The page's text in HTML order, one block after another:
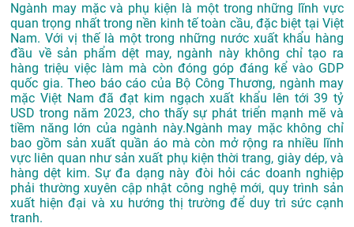
Ngành may mặc và phụ kiện là một trong những lĩnh vực
quan trọng nhất trong nền kinh tế toàn cầu, đặc biệt tại Việt
Nam. Với vị thế là một trong những nước xuất khẩu hàng
đầu về sản phẩm dệt may, ngành này không chỉ tạo ra
hàng triệu việc làm mà còn đóng góp đáng kể vào GDP
quốc gia. Theo báo cáo của Bộ Công Thương, ngành may
mặc Việt Nam đã đạt kim ngạch xuất khẩu lên tới 39 tỷ
USD trong năm 2023, cho thấy sự phát triển mạnh mẽ và
tiềm năng lớn của ngành này.Ngành may mặc không chỉ
bao gồm sản xuất quần áo mà còn mở rộng ra nhiều lĩnh
vực liên quan như sản xuất phụ kiện thời trang, giày dép, và
hàng dệt kim. Sự đa dạng này đòi hỏi các doanh nghiệp
phải thường xuyên cập nhật công nghệ mới, quy trình sản
xuất hiện đại và xu hướng thị trường để duy trì sức cạnh
tranh.